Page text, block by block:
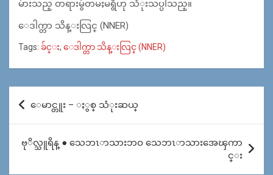
မ်ားသည္ တရားမ်ွတမႈမရွိဟု သံုးသပ္ပါသည္။
ေဒါက္တာ သိန္းလြင္ (NNER)
Tags: ခ်င္း, ေဒါက္တာ သိန္းလြင္ (NNER)
Post
navigation
ေမာင္တူး – ႏွစ္ သံုးဆယ္
ဗုိလ္သူရိန္ ● သေဘၤာသားဘဝ သေဘၤာသားအေၾကာ
င္း